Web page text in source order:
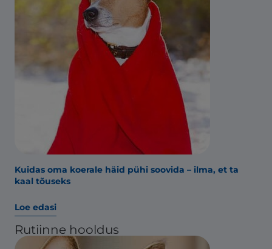
Kuidas oma koerale häid pühi soovida – ilma, et ta
kaal tõuseks
Loe edasi
Rutiinne hooldus